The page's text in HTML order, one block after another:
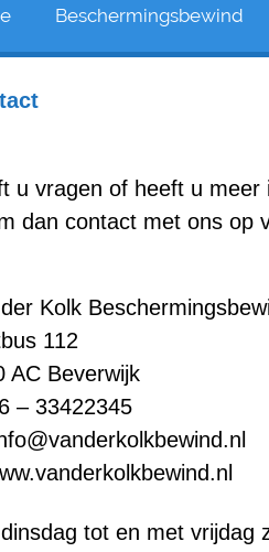
u vragen of heeft u meer
dan contact met ons op
Kolk
112
AC Beverwijk
– 33422345
tot en met vrijdag
Beschermingsbewind